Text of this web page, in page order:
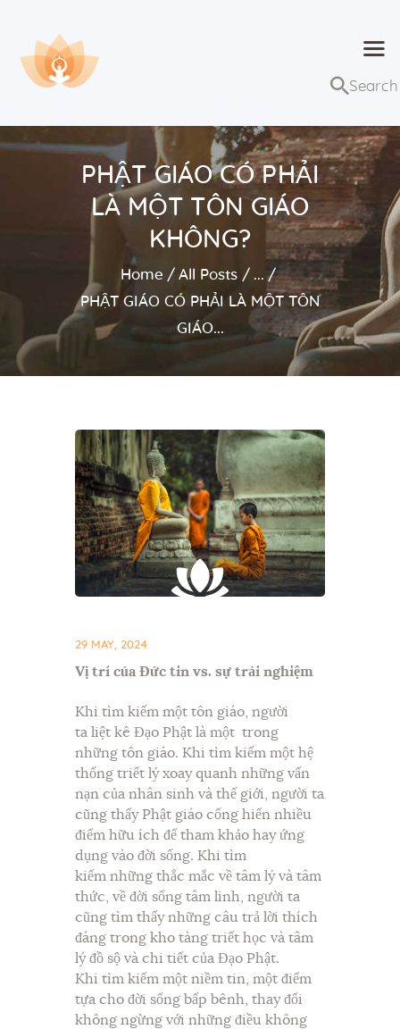
PHẬT GIÁO CÓ PHẢI
LÀ MỘT TÔN GIÁO
KHÔNG?
Home All Posts
...
PHẬT GIÁO CÓ PHẢI LÀ MỘT TÔN
GIÁO...
Trang chủ
Bài giảng
Lớp học và sự kiện
Về Dhammaduta
29 MAY, 2024
Vị trí của Đức tin vs. sự trải nghiệm
Khi tìm kiếm một tôn giáo, người
ta liệt kê Đạo Phật là một trong
những tôn giáo. Khi tìm kiếm một hệ
thống triết lý xoay quanh những vấn
nạn của nhân sinh và thế giới, người ta
cũng thấy Phật giáo cống hiến nhiều
điểm hữu ích để tham khảo hay ứng
dụng vào đời sống. Khi tìm
kiếm những thắc mắc về tâm lý và tâm
thức, về đời sống tâm linh, người ta
cũng tìm thấy những câu trả lời thích
đáng trong kho tàng triết học và tâm
lý đồ sộ và chi tiết của Đạo Phật.
Khi tìm kiếm một niềm tin, một điểm
tựa cho đời sống bấp bênh, thay đổi
không ngừng với những điều không